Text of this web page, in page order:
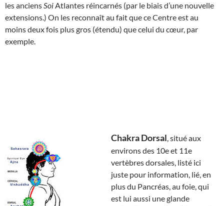
les anciensSoiAtlantes réincarnés (par le biais d’une nouvelle
extensions.) On les reconnaît au fait que ce Centre est au
moins deux fois plus gros (étendu) que celui du cœur, par
exemple.
Chakra Dorsal, situé aux
environs des 10e et 11e
vertèbres dorsales, listé ici
juste pour information, lié, en
plus du Pancréas, au foie, qui
est lui aussi une glande